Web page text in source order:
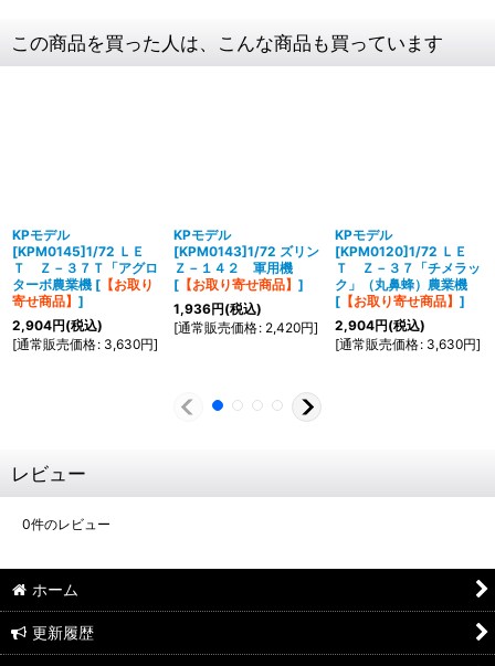
この商品を買った人は、こんな商品も買っています
KPモデル
[KPM0145]1/72 ＬＥ
Ｔ Ｚ－３７Ｔ「アグロ
ターボ農業機 [ 【お取り
寄せ商品】 ]
2,904円(税込)
[通常販売価格: 3,630円]
KPモデル
[KPM0143]1/72 ズリン
Ｚ－１４２ 軍用機
[ 【お取り寄せ商品】 ]
1,936円(税込)
[通常販売価格: 2,420円]
KPモデル
[KPM0120]1/72 ＬＥ
Ｔ Ｚ－３７「チメラッ
ク」（丸鼻蜂）農業機
[ 【お取り寄せ商品】 ]
2,904円(税込)
[通常販売価格: 3,630円]
レビュー
0件のレビュー
ホーム
更新履歴